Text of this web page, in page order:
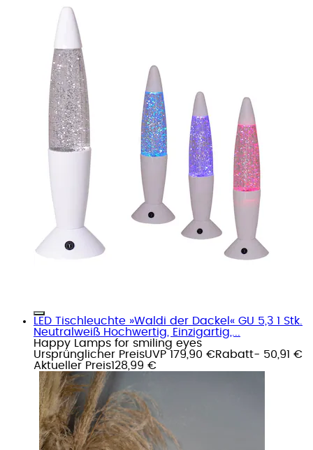
LED Tischleuchte »Waldi der Dackel« GU 5,3 1 Stk.
Neutralweiß Hochwertig, Einzigartig,...
Happy Lamps for smiling eyes
Ursprünglicher PreisUVP 179,90 €Rabatt- 50,91 €
Aktueller Preis128,99 €